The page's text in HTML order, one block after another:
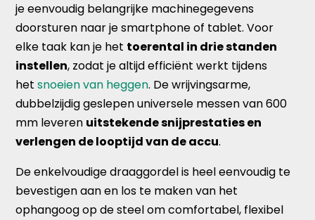
je eenvoudig belangrijke machinegegevens
doorsturen naar je smartphone of tablet. Voor
elke taak kan je het toerental in drie standen
instellen, zodat je altijd efficiënt werkt tijdens
hetsnoeien van heggen. De wrijvingsarme,
dubbelzijdig geslepen universele messen van 600
mm leveren uitstekende snijprestaties en
verlengen de looptijd van de accu.
De enkelvoudige draaggordel is heel eenvoudig te
bevestigen aan en los te maken van het
ophangoog op de steel om comfortabel, flexibel